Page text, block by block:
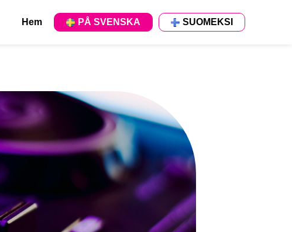
Hem PÅ SVENSKA SUOMEKSI